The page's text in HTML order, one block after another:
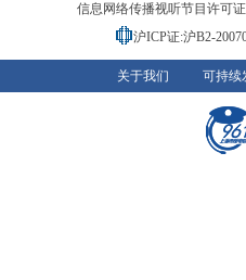
信息网络传播视听节目许可
沪ICP证:沪B2-
关于我们 可持续